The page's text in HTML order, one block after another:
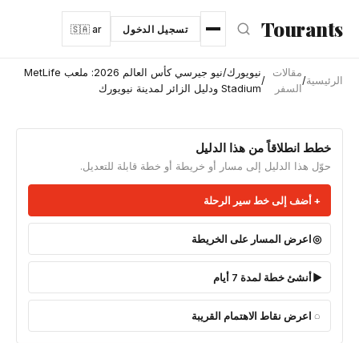
انتقل إلى المحتوى الرئيسي
Tourants تسجيل الدخول 🇸🇦 ar
الرئيسية/
مقالات
السفر
/
نيويورك/نيو جيرسي كأس العالم 2026: ملعب MetLife
Stadium ودليل الزائر لمدينة نيويورك
خطط انطلاقاً من هذا الدليل
حوّل هذا الدليل إلى مسار أو خريطة أو خطة قابلة للتعديل.
أضف إلى خط سير الرحلة
اعرض المسار على الخريطة
أنشئ خطة لمدة 7 أيام
اعرض نقاط الاهتمام القريبة